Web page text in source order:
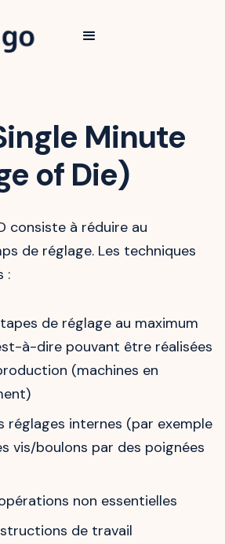
Minute
of Die)
consiste à réduire au
de réglage. Les techniques
:
de réglage au maximum
à-dire pouvant être réalisées
(machines en
réglages internes (par exemple
vis/boulons par des poignées
non essentielles
de travail